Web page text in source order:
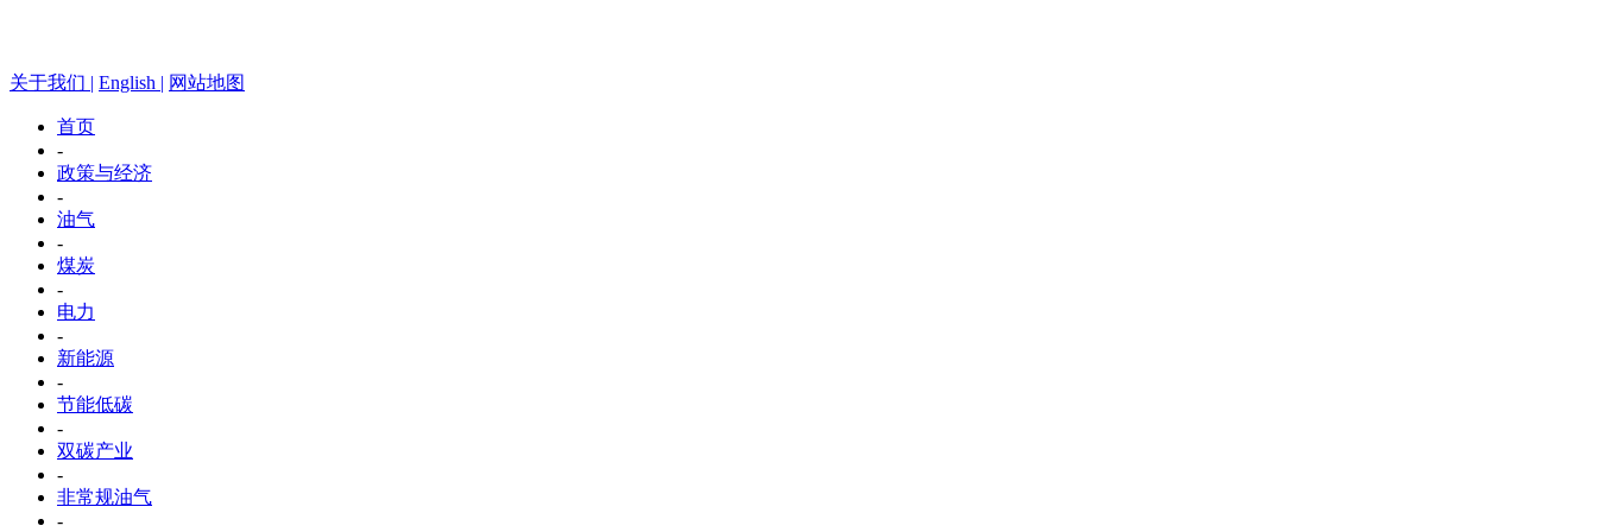
关于我们 | English | 网站地图
首页
-
政策与经济
-
油气
-
煤炭
-
电力
-
新能源
-
节能低碳
-
双碳产业
-
非常规油气
-